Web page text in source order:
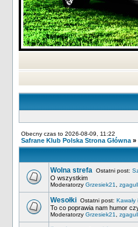
Obecny czas to 2026-08-09, 11:22
Safrane Klub Polska Strona Główna »
Wolna strefa Ostatni post:
O wszystkim
Moderatorzy Grzesiek21
Wesołki Ostatni post: Kawały
To co poprawia nam humor
Moderatorzy Grzesiek21